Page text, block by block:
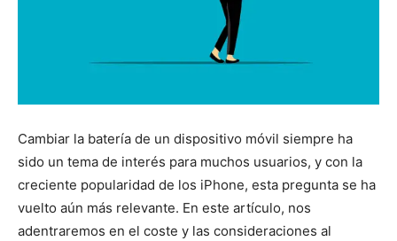
Cambiar la batería de un dispositivo móvil siempre ha
sido un tema de interés para muchos usuarios, y con la
creciente popularidad de los iPhone, esta pregunta se ha
vuelto aún más relevante. En este artículo, nos
adentraremos en el coste y las consideraciones al